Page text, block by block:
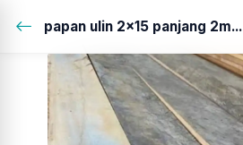
papan ulin 2x15 panjang 2m...